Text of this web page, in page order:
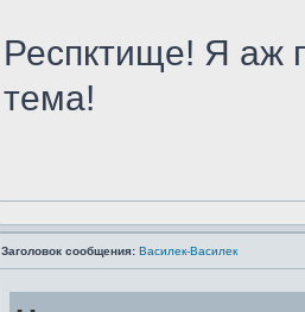
Респктище! Я аж
тема!
Заголовок сообщения: Василек-Василек